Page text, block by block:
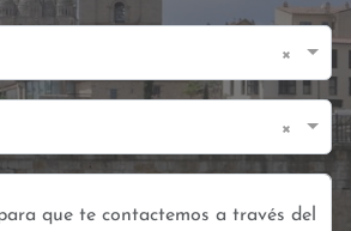
×
×